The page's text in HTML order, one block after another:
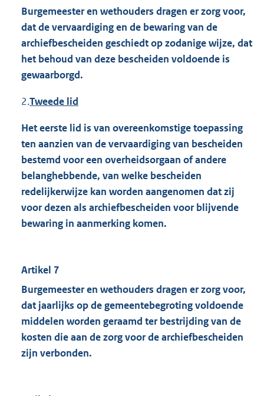
Burgemeester en wethouders dragen er zorg voor,
dat de vervaardiging en de bewaring van de
archiefbescheiden geschiedt op zodanige wijze, dat
het behoud van deze bescheiden voldoende is
gewaarborgd.
2.Tweede lid
Het eerste lid is van overeenkomstige toepassing
ten aanzien van de vervaardiging van bescheiden
bestemd voor een overheidsorgaan of andere
belanghebbende, van welke bescheiden
redelijkerwijze kan worden aangenomen dat zij
voor dezen als archiefbescheiden voor blijvende
bewaring in aanmerking komen.
Artikel 7
Burgemeester en wethouders dragen er zorg voor,
dat jaarlijks op de gemeentebegroting voldoende
middelen worden geraamd ter bestrijding van de
kosten die aan de zorg voor de archiefbescheiden
zijn verbonden.